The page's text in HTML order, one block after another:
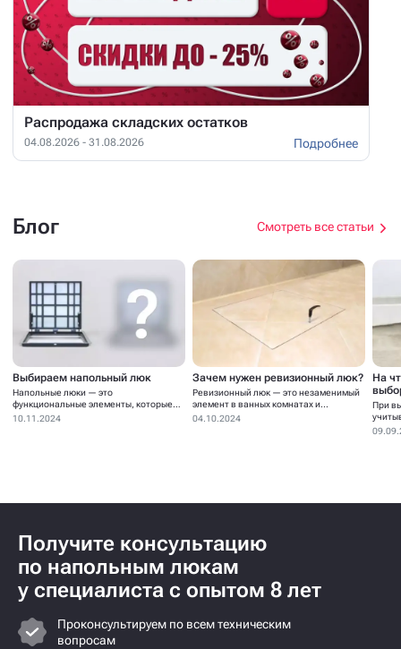
Распродажа складских остатков
04.08.2026 - 31.08.2026 Подробнее
Блог Смотреть все статьи
Выбираем напольный люк
Напольные люки — это
функциональные элементы, которые
устанавливаются для...
10.11.2024
Зачем нужен ревизионный люк?
Ревизионный люк — это незаменимый
элемент в ванных комнатах и...
04.10.2024
На
При
Получите консультацию
по напольным люкам
у специалиста с опытом 8 лет
Проконсультируем по всем техническим
вопросам